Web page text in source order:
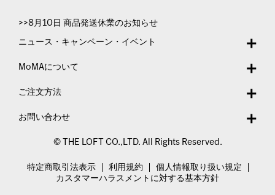
>>8月10日 商品発送休業のお知らせ
ニュース・キャンペーン・イベント
MoMAについて
ご注文方法
お問い合わせ
© THE LOFT CO.,LTD. All Rights Reserved.
特定商取引法表示 利用規約
個人情報取り扱い規定
カスタマーハラスメントに対する基本方針